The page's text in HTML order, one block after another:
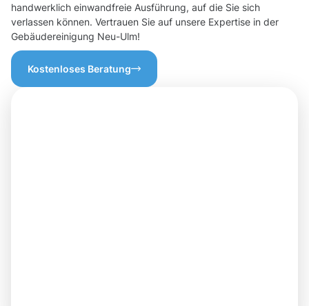
handwerklich einwandfreie Ausführung, auf die Sie sich
verlassen können. Vertrauen Sie auf unsere Expertise in der
Gebäudereinigung Neu-Ulm!
Kostenloses Beratung